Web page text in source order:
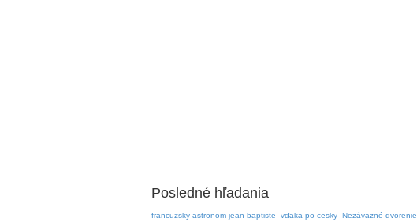
Posledné hľadania
francuzsky astronom jean baptiste vďaka po cesky Nezáväzné dvorenie